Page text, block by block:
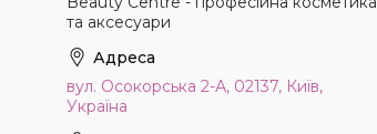
та аксесуари
вул. Осокорська 2-А, 02137, Київ,
Україна